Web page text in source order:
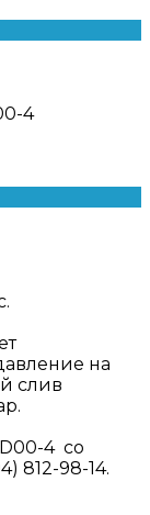
4
на
слив
4 со
812-98-14.